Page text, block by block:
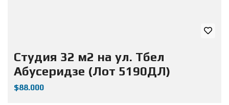
Студия 32 м2 на ул. Тбел
Абусеридзе (Лот 5190ДЛ)
$88.000